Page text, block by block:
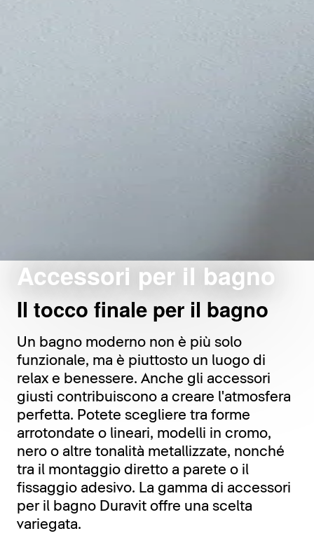
Accessori per il bagno
Il tocco finale per il bagno
Un bagno moderno non è più solo
funzionale, ma è piuttosto un luogo di
relax e benessere. Anche gli accessori
giusti contribuiscono a creare l'atmosfera
perfetta. Potete scegliere tra forme
arrotondate o lineari, modelli in cromo,
nero o altre tonalità metallizzate, nonché
tra il montaggio diretto a parete o il
fissaggio adesivo. La gamma di accessori
per il bagno Duravit offre una scelta
variegata.